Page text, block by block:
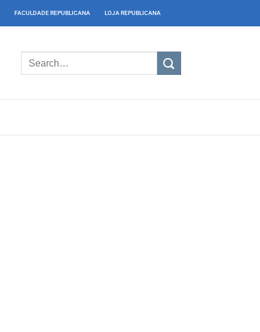
FACULDADE REPUBLICANA LOJA REPUBLICANA